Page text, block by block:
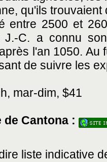
qu'ils
entre 2500 et
J.-C. a connu
l'an 1050. Au
de suivre les
mar-dim, $41
de Cantona :
liste indicative